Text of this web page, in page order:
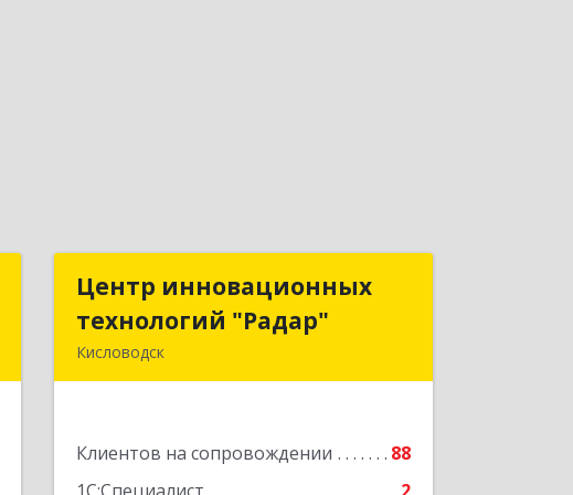
Центр инновационных
технологий "Радар"
Кисловодск
Клиентов на сопровождении
88
Центр инновационных
технологий "Радар"
Подробнее